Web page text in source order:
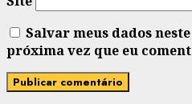
Salvar meus dados
próxima vez que eu